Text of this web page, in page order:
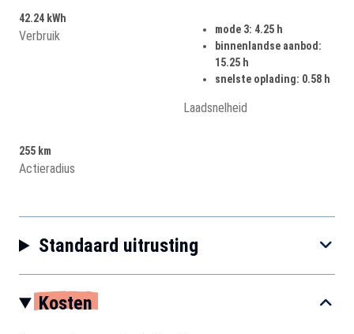
42.24 kWh
Verbruik
mode 3: 4.25 h
binnenlandse aanbod:
15.25 h
snelste oplading: 0.58 h
Laadsnelheid
255 km
Actieradius
Standaard uitrusting
Kosten